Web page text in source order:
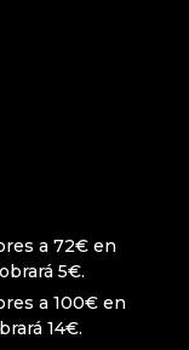
a 72€ en
5€.
a 100€ en
14€.